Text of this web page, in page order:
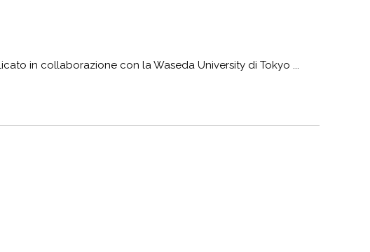
in collaborazione con la Waseda University di Tokyo ...